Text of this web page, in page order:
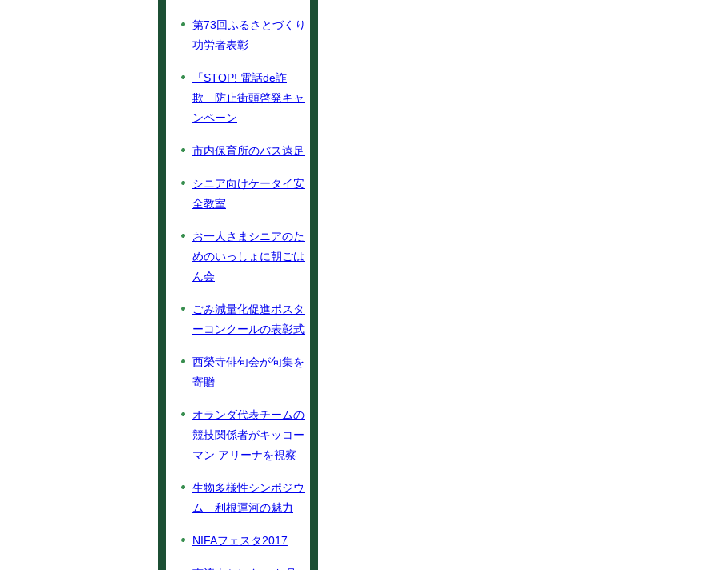
第73回ふるさとづくり
功労者表彰
「STOP! 電話de詐
欺」防止街頭啓発キャ
ンペーン
市内保育所のバス遠足
シニア向けケータイ安
全教室
お一人さまシニアのた
めのいっしょに朝ごは
ん会
ごみ減量化促進ポスタ
ーコンクールの表彰式
西榮寺俳句会が句集を
寄贈
オランダ代表チームの
競技関係者がキッコー
マン アリーナを視察
生物多様性シンポジウ
ム 利根運河の魅力
NIFAフェスタ2017